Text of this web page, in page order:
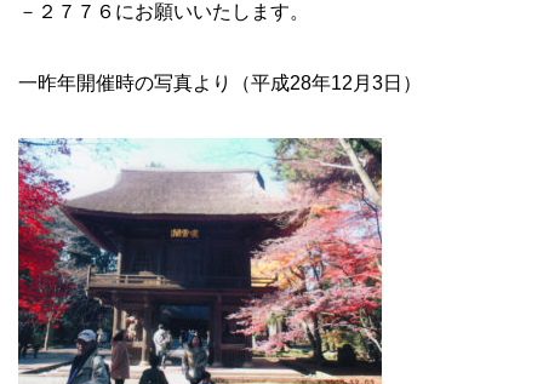
－２７７６にお願いいたします。
一昨年開催時の写真より（平成28年12月3日）